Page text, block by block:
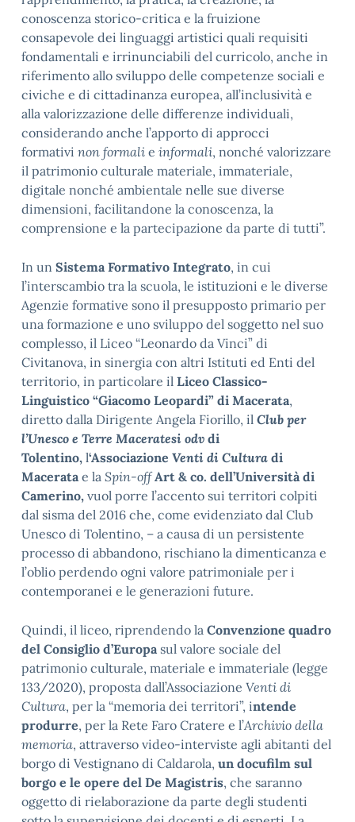
conoscenza storico-critica e la fruizione
consapevole dei linguaggi artistici quali requisiti
fondamentali e irrinunciabili del curricolo, anche in
riferimento allo sviluppo delle competenze sociali e
civiche e di cittadinanza europea, all’inclusività e
alla valorizzazione delle differenze individuali,
considerando anche l’apporto di approcci
formativi non formali e informali, nonché valorizzare
il patrimonio culturale materiale, immateriale,
digitale nonché ambientale nelle sue diverse
dimensioni, facilitandone la conoscenza, la
comprensione e la partecipazione da parte di tutti”.
In un Sistema Formativo Integrato, in cui
l’interscambio tra la scuola, le istituzioni e le diverse
Agenzie formative sono il presupposto primario per
una formazione e uno sviluppo del soggetto nel suo
complesso, il Liceo “Leonardo da Vinci” di
Civitanova, in sinergia con altri Istituti ed Enti del
territorio, in particolare il Liceo Classico-
Linguistico “Giacomo Leopardi” di Macerata,
diretto dalla Dirigente Angela Fiorillo, il Club per
l’Unesco e Terre Maceratesi odv di
Tolentino, l‘Associazione Venti di Cultura di
Maceratae la Spin-offArt & co. dell’Università di
Camerino, vuol porre l’accento sui territori colpiti
dal sisma del 2016 che, come evidenziato dal Club
Unesco di Tolentino, – a causa di un persistente
processo di abbandono, rischiano la dimenticanza e
l’oblio perdendo ogni valore patrimoniale per i
contemporanei e le generazioni future.
Quindi, il liceo, riprendendo la Convenzione quadro
del Consiglio d’Europasul valore sociale del
patrimonio culturale, materiale e immateriale (legge
133/2020), proposta dall’Associazione Venti di
Cultura, per la “memoria dei territori”, intende
produrre, per la Rete Faro Cratere e l’Archivio della
memoria, attraverso video-interviste agli abitanti del
borgo di Vestignano di Caldarola, un docufilm sul
borgo e le opere del De Magistris, che saranno
oggetto di rielaborazione da parte degli studenti